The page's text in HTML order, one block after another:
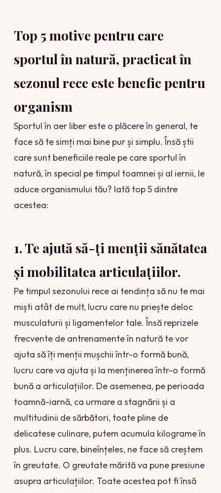
Top 5 motive pentru care
sportul în natură, practicat în
sezonul rece este benefic pentru
organism
Sportul în aer liber este o plăcere în general, te
face să te simți mai bine pur și simplu. Însă știi
care sunt beneficiile reale pe care sportul în
natură, în special pe timpul toamnei și al iernii, le
aduce organismului tău? Iată top 5 dintre
acestea:
1. Te ajută să-ți menții sănătatea
și mobilitatea articulațiilor.
Pe timpul sezonului rece ai tendința să nu te mai
miști atât de mult, lucru care nu priește deloc
musculaturii și ligamentelor tale. Însă reprizele
frecvente de antrenamente în natură te vor
ajuta să îți menții mușchii într-o formă bună,
lucru care va ajuta și la menținerea într-o formă
bună a articulațiilor. De asemenea, pe perioada
toamnă-iarnă, ca urmare a stagnării și a
multitudinii de sărbători, toate pline de
delicatese culinare, putem acumula kilograme în
plus. Lucru care, bineînțeles, ne face să creștem
în greutate. O greutate mărită va pune presiune
asupra articulațiilor. Toate acestea pot fi însă